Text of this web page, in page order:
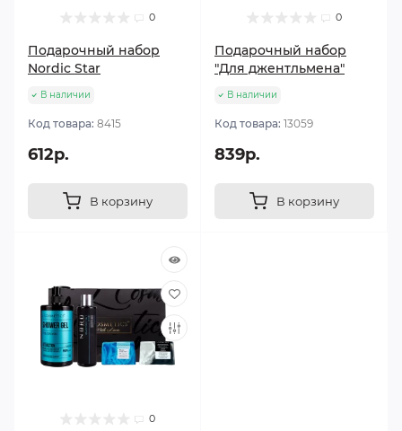
0
Подарочный набор
Nordic Star
В наличии
Код товара: 8415
612р.
В корзину
0
Подарочный набор
"Для джентльмена"
В наличии
Код товара: 13059
839р.
В корзину
0